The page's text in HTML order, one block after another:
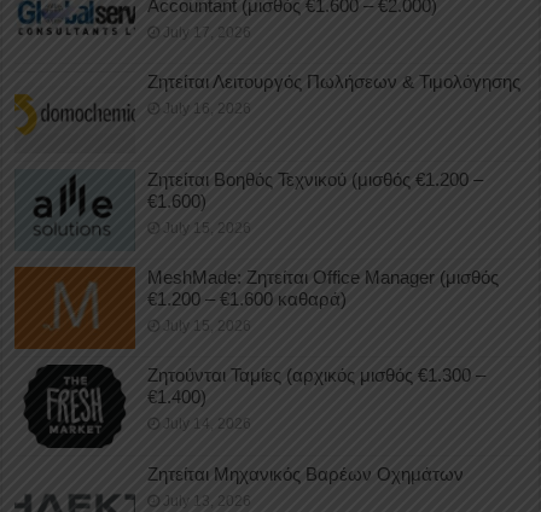
Accountant (μισθός €1.600 – €2.000)
July 17, 2026
Ζητείται Λειτουργός Πωλήσεων & Τιμολόγησης
July 16, 2026
Ζητείται Βοηθός Τεχνικού (μισθός €1.200 –
€1.600)
July 15, 2026
MeshMade: Ζητείται Office Manager (μισθός
€1.200 – €1.600 καθαρά)
July 15, 2026
Ζητούνται Ταμίες (αρχικός μισθός €1.300 –
€1.400)
July 14, 2026
Ζητείται Μηχανικός Βαρέων Οχημάτων
July 13, 2026